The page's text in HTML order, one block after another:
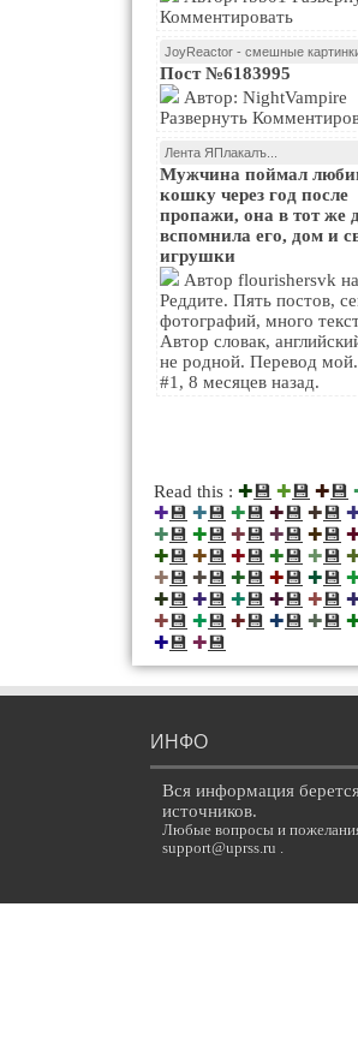
Комментировать
JoyReactor - смешные картинки
Пост №6183995
Развернуть
Лента ЯПлакалъ...
Мужчина поймал
кошку через год после
пропажи, она в тот же
вспомнила его, дом и
игрушки
Реддите. Пять постов,
фотографий, много
Автор словак,
не родной. Перевод
#1, 8 месяцев назад.
Read this : ✚💾 ✚💾 ✚💾
✚💾 ✚💾 ✚💾 ✚💾 ✚💾
✚💾 ✚💾 ✚💾 ✚💾 ✚💾
✚💾 ✚💾 ✚💾 ✚💾 ✚💾
✚💾 ✚💾 ✚💾 ✚💾 ✚💾
✚💾 ✚💾 ✚💾 ✚💾 ✚💾
✚💾 ✚💾 ✚💾 ✚💾 ✚💾
✚💾 ✚💾
ИНФО
Вся информация
источников.
Любые вопросы и
support@uprss.ru .